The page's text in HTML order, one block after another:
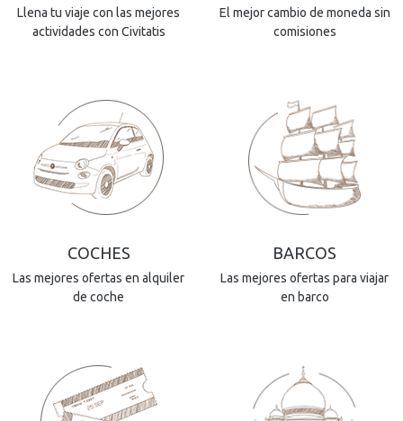
Llena tu viaje con las mejores
actividades con Civitatis
El mejor cambio de moneda sin
comisiones
COCHES
Las mejores ofertas en alquiler
de coche
BARCOS
Las mejores ofertas para viajar
en barco